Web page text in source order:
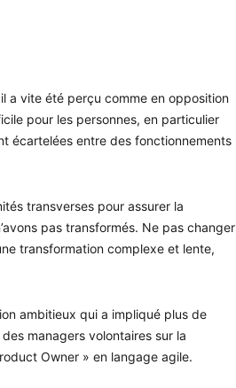
a vite été perçu comme en opposition
pour les personnes, en particulier
écartelées entre des fonctionnements
transverses pour assurer la
pas transformés. Ne pas changer
transformation complexe et lente,
ambitieux qui a impliqué plus de
managers volontaires sur la
Owner » en langage agile.